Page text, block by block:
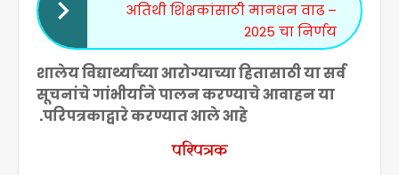
अतिथी शिक्षकांसाठी मानधन वाढ –
2025 चा निर्णय
शालेय विद्यार्थ्यांच्या आरोग्याच्या हितासाठी या सर्व
सूचनांचे गांभीर्याने पालन करण्याचे आवाहन या
परिपत्रकाद्वारे करण्यात आलेआहे.
परिपत्रक